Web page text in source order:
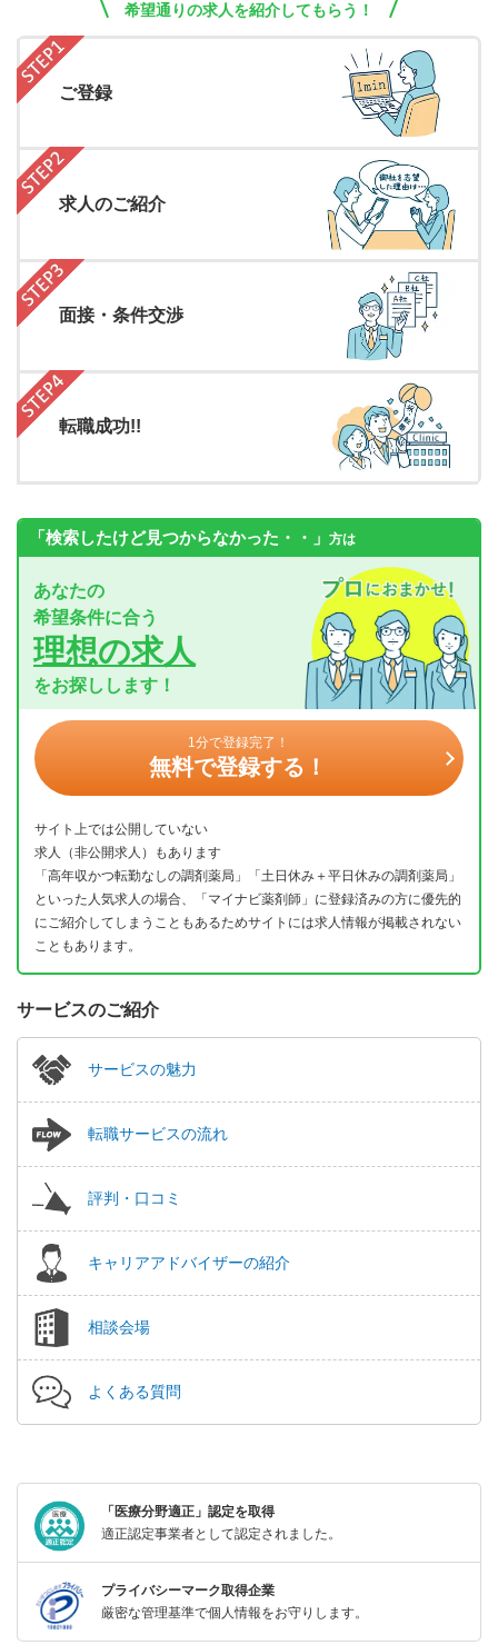
希望通りの求人を紹介してもらう！
ご登録
求人のご紹介
面接・条件交渉
転職成功!!
「検索したけど見つからなかった・・」 方は
あなたの
希望条件に合う
理想の求人
をお探しします！
1分で登録完了！
無料で登録する！
サイト上では公開していない
求人（非公開求人）もあります
「高年収かつ転勤なしの調剤薬局」「土日休み＋平日休みの調剤薬局」
といった人気求人の場合、「マイナビ薬剤師」に登録済みの方に優先的
にご紹介してしまうこともあるためサイトには求人情報が掲載されない
こともあります。
サービスのご紹介
サービスの魅力
転職サービスの流れ
評判・口コミ
キャリアアドバイザーの紹介
相談会場
よくある質問
「医療分野適正」認定を取得
適正認定事業者として認定されました。
プライバシーマーク取得企業
厳密な管理基準で個人情報をお守りします。